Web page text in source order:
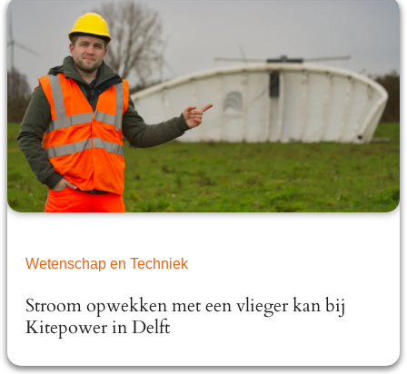
Wetenschap en Techniek
Stroom opwekken met een vlieger kan bij
Kitepower in Delft